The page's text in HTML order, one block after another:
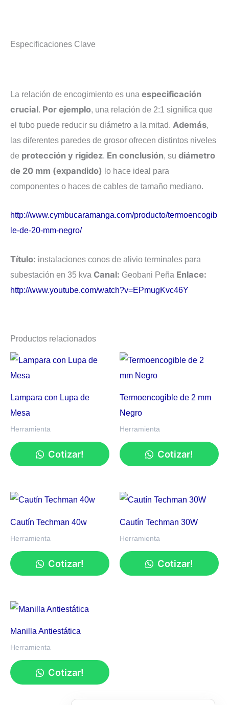
Especificaciones Clave
La relación de encogimiento es una especificación
crucial. Por ejemplo, una relación de 2:1 significa que
el tubo puede reducir su diámetro a la mitad. Además,
las diferentes paredes de grosor ofrecen distintos niveles
de protección y rigidez. En conclusión, su diámetro
de 20 mm (expandido) lo hace ideal para
componentes o haces de cables de tamaño mediano.
http://www.cymbucaramanga.com/producto/termoencogib
le-de-20-mm-negro/
Título: instalaciones conos de alivio terminales para
subestación en 35 kva Canal: Geobani Peña Enlace:
http://www.youtube.com/watch?v=EPmugKvc46Y
Productos relacionados
Lampara con Lupa de
Mesa
Herramienta
Cotizar!
Termoencogible de 2 mm
Negro
Herramienta
Cotizar!
Cautín Techman 40w
Herramienta
Cotizar!
Cautín Techman 30W
Herramienta
Cotizar!
Manilla Antiestática
Herramienta
Cotizar!